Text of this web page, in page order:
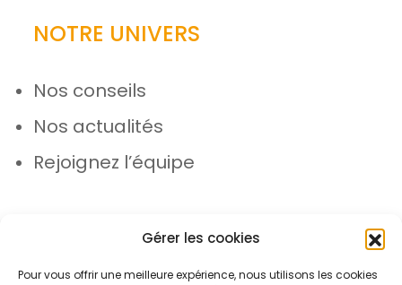
Gérer les cookies
Pour vous offrir une meilleure expérience, nous utilisons les cookies
NOTRE UNIVERS
Nos conseils
Nos actualités
Rejoignez l’équipe